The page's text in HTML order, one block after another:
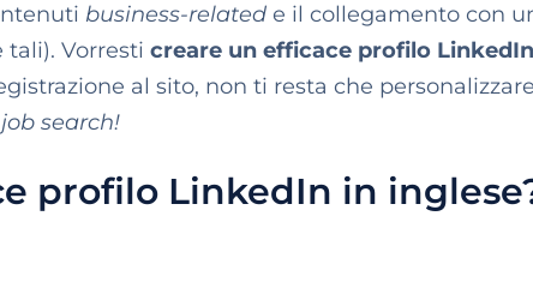
business-related e il collegamento con
Vorresti creare un efficace profilo
al sito, non ti resta che
job search!
profilo LinkedIn in